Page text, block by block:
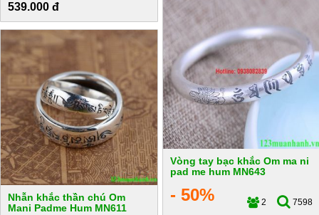
539.000 đ
Vòng tay bạc khắc Om ma ni
pad me hum MN643
- 50% 2
7598
Nhẫn khắc thần chú Om
Mani Padme Hum MN611